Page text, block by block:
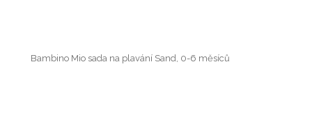
Bambino Mio sada na plavání Sand, 0-6 měsíců